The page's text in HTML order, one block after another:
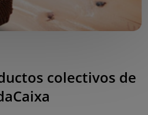
colectivos de